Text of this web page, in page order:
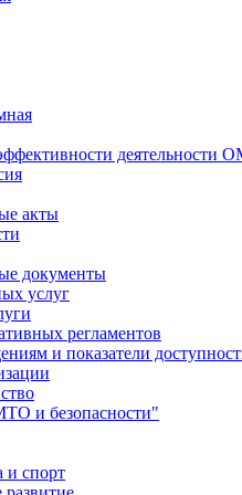
деятельности
акты
документы
услуг
регламентов
и показатели
и безопасности"
и спорт